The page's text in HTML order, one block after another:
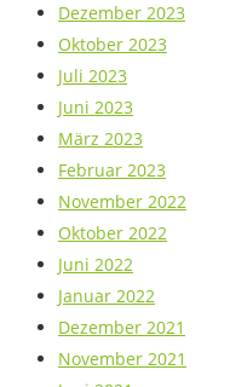
Dezember 2023
Oktober 2023
Juli 2023
Juni 2023
März 2023
Februar 2023
November 2022
Oktober 2022
Juni 2022
Januar 2022
Dezember 2021
November 2021